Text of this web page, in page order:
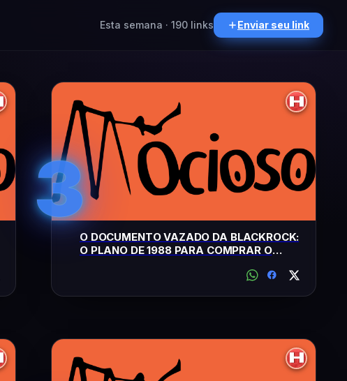
Esta semana · 190 links Enviar seu link
3
O DOCUMENTO VAZADO DA BLACKROCK:
O PLANO DE 1988 PARA COMPRAR O